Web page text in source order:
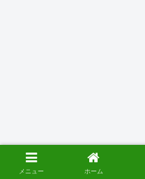
メニュー ホーム